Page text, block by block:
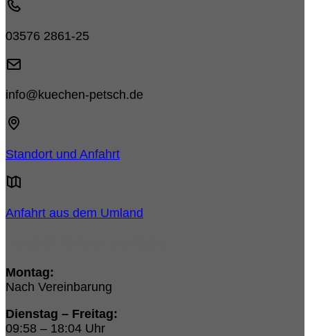
03576 2861-25
info@kuechen-petsch.de
Standort und Anfahrt
Anfahrt aus dem Umland
Montag:
Nach Vereinbarung
Dienstag – Freitag:
09:58 – 18:04 Uhr